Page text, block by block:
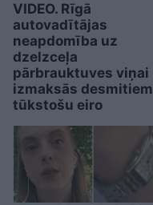
VIDEO. Rīgā
autovadītājas
neapdomība uz
dzelzceļa
pārbrauktuves viņai
izmaksās desmitiem
tūkstošu eiro